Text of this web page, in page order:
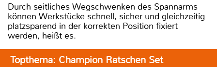
Durch seitliches Wegschwenken des Spannarms
können Werkstücke schnell, sicher und gleichzeitig
platzsparend in der korrekten Position fixiert
werden, heißt es.
Topthema: Champion Ratschen Set